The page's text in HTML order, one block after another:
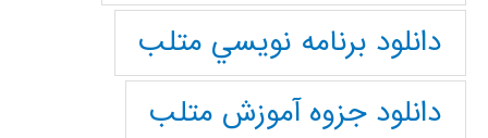
دانلود برنامه نويسي متلب
دانلود جزوه آموزش متلب